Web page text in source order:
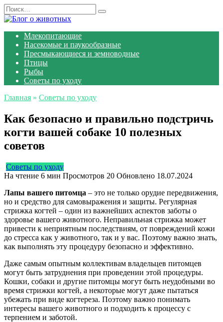
Перейти
к
Search
for:
Млекопитающие
Насекомые и паукообразные
Пресмыкающиеся и земноводные
Птицы
Рыбы
Советы по уходу
Главная » Советы по уходу
Как безопасно и правильно подстричь
когти вашей собаке 10 полезных
советов
Советы по уходу
На чтение 6 мин Просмотров 20 Обновлено 18.07.2024
Лапы вашего питомца – это не только орудие передвижения,
но и средство для самовыражения и защиты. Регулярная
стрижка когтей – один из важнейших аспектов заботы о
здоровье вашего животного. Неправильная стрижка может
привести к неприятным последствиям, от повреждений кожи
до стресса как у животного, так и у вас. Поэтому важно знать,
как выполнять эту процедуру безопасно и эффективно.
Даже самым опытным коллективам владельцев питомцев
могут быть затруднения при проведении этой процедуры.
Кошки, собаки и другие питомцы могут быть неудобными во
время стрижки когтей, а некоторые могут даже пытаться
убежать при виде когтереза. Поэтому важно понимать
интересы вашего животного и подходить к процессу с
терпением и заботой.